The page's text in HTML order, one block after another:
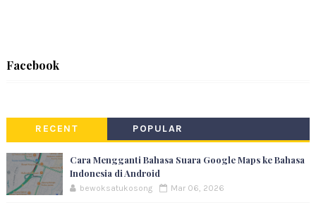
Facebook
RECENT POPULAR
Cara Mengganti Bahasa Suara Google Maps ke Bahasa
Indonesia di Android
bewoksatukosong Mar 06, 2026